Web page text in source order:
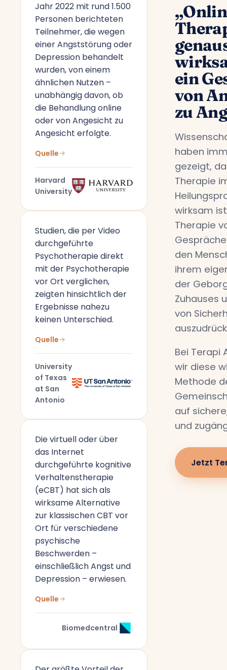
Jahr 2022 mit rund 1.500
Personen berichteten
Teilnehmer, die wegen
einer Angststörung oder
Depression behandelt
wurden, von einem
ähnlichen Nutzen –
unabhängig davon, ob
die Behandlung online
oder von Angesicht zu
Angesicht erfolgte.
Quelle
Harvard
University
Studien, die per Video
durchgeführte
Psychotherapie direkt
mit der Psychotherapie
vor Ort verglichen,
zeigten hinsichtlich der
Ergebnisse nahezu
keinen Unterschied.
Quelle
University
of Texas
at San
Antonio
Die virtuell oder über
das Internet
durchgeführte kognitive
Verhaltenstherapie
(eCBT) hat sich als
wirksame Alternative
zur klassischen CBT vor
Ort für verschiedene
psychische
Beschwerden –
einschließlich Angst und
Depression – erwiesen.
Quelle
Biomedcentral
ein
von
zu
haben
gezeigt,
Therapie
wirksam
Therapie
den
ihrem
der
Zuhauses
von
Bei Terapi
wir diese
Methode
auf
und
Jetzt